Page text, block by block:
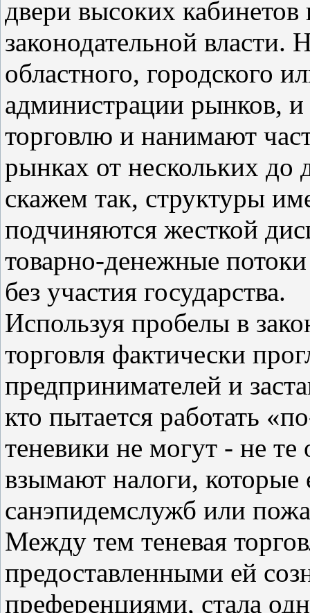
двери высоких
законодательной власти.
областного, городского
администрации рынков,
торговлю и нанимают
рынках от нескольких до
скажем так, структуры
подчиняются жесткой
товарно-денежные
без участия государства.
Используя пробелы в
торговля фактически
предпринимателей и
кто пытается работать
теневики не могут - не
взымают налоги,
санэпидемслужб или
Между тем теневая
предоставленными ей
преференциями, стала